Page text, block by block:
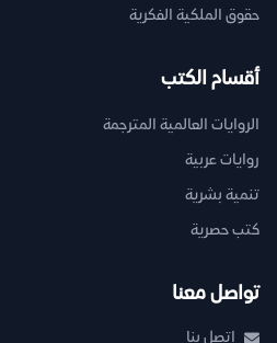
حقوق الملكية الفكرية
أقسام الكتب
الروايات العالمية المترجمة
روايات عربية
تنمية بشرية
كتب حصرية
تواصل معنا
اتصل بنا